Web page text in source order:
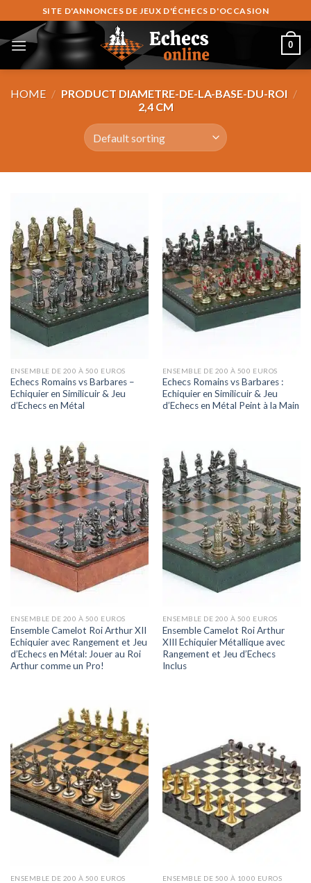
to
content
SITE D'ANNONCES DE JEUX D'ÉCHECS D'OCCASION
0
HOME / PRODUCT DIAMETRE-DE-LA-BASE-DU-ROI /
2,4 CM
ENSEMBLE DE 200 À 500 EUROS
Echecs Romains vs Barbares –
Echiquier en Similicuir & Jeu
d’Echecs en Métal
ENSEMBLE DE 200 À 500 EUROS
Echecs Romains vs Barbares :
Echiquier en Similicuir & Jeu
d’Echecs en Métal Peint à la Main
ENSEMBLE DE 200 À 500 EUROS
Ensemble Camelot Roi Arthur XII
Echiquier avec Rangement et Jeu
d’Echecs en Métal: Jouer au Roi
Arthur comme un Pro!
ENSEMBLE DE 200 À 500 EUROS
Ensemble Camelot Roi Arthur
XIII Echiquier Métallique avec
Rangement et Jeu d’Echecs
Inclus
ENSEMBLE DE 200 À 500 EUROS ENSEMBLE DE 500 À 1000 EUROS